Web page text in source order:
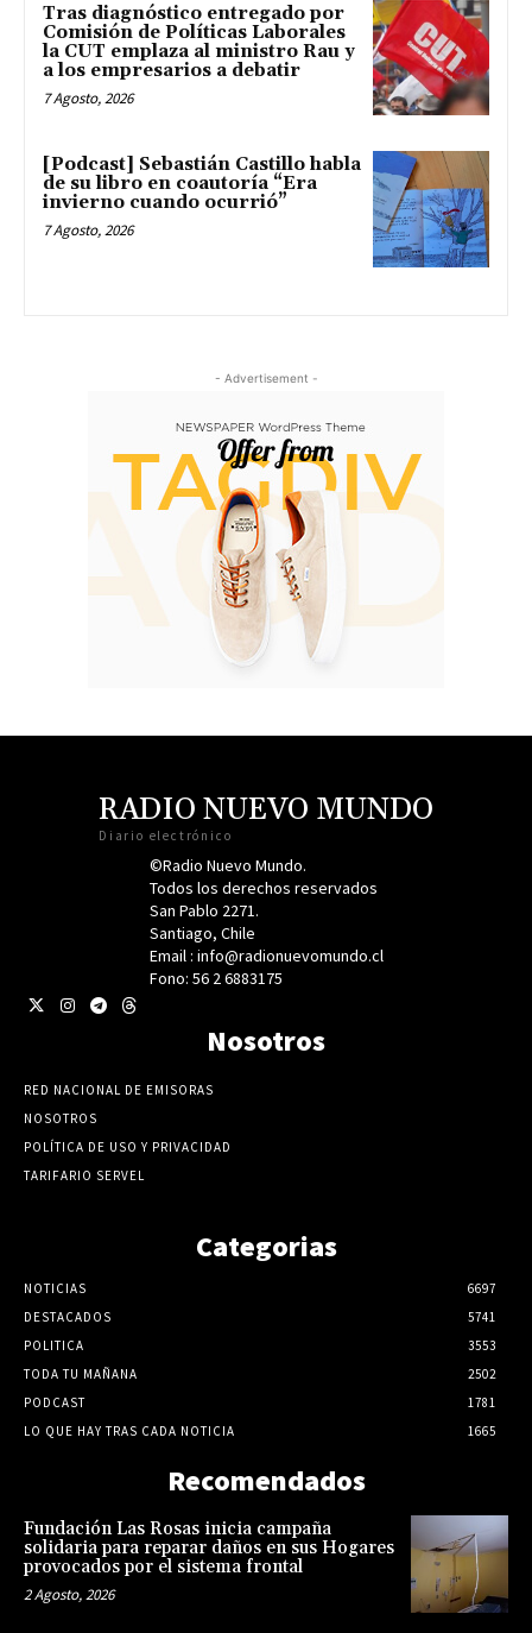
Tras diagnóstico entregado por
Comisión de Políticas Laborales
la CUT emplaza al ministro Rau y
a los empresarios a debatir
7 Agosto, 2026
[Podcast] Sebastián Castillo habla
de su libro en coautoría “Era
invierno cuando ocurrió”
7 Agosto, 2026
- Advertisement -
RADIO NUEVO MUNDO
Diario electrónico
©Radio Nuevo Mundo.
Todos los derechos reservados
San Pablo 2271.
Santiago, Chile
Email : info@radionuevomundo.cl
Fono: 56 2 6883175
Nosotros
RED NACIONAL DE EMISORAS
NOSOTROS
POLÍTICA DE USO Y PRIVACIDAD
TARIFARIO SERVEL
Categorias
NOTICIAS
6697
DESTACADOS
5741
POLITICA
3553
TODA TU MAÑANA
2502
PODCAST
1781
LO QUE HAY TRAS CADA NOTICIA
1665
Recomendados
Fundación Las Rosas inicia campaña
solidaria para reparar daños en sus Hogares
provocados por el sistema frontal
2 Agosto, 2026